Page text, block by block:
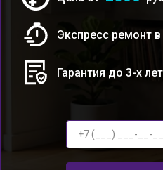
Экспресс ремонт
Гарантия до 3-х лет